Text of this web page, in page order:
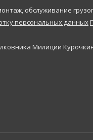
обслуживание
персональных данных
Милиции